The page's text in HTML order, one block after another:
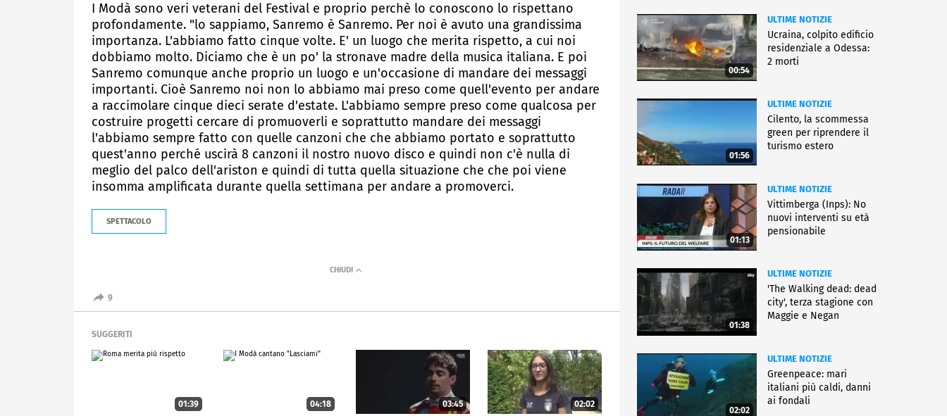
I Modà sono veri veterani del Festival e proprio perchè lo conoscono lo rispettano
profondamente. "lo sappiamo, Sanremo è Sanremo. Per noi è avuto una grandissima
importanza. L'abbiamo fatto cinque volte. E' un luogo che merita rispetto, a cui noi
dobbiamo molto. Diciamo che è un po' la stronave madre della musica italiana. E poi
Sanremo comunque anche proprio un luogo e un'occasione di mandare dei messaggi
importanti. Cioè Sanremo noi non lo abbiamo mai preso come quell'evento per andare
a raccimolare cinque dieci serate d'estate. L'abbiamo sempre preso come qualcosa per
costruire progetti cercare di promuoverli e soprattutto mandare dei messaggi
l'abbiamo sempre fatto con quelle canzoni che che abbiamo portato e soprattutto
quest'anno perché uscirà 8 canzoni il nostro nuovo disco e quindi non c'è nulla di
meglio del palco dell'ariston e quindi di tutta quella situazione che che poi viene
insomma amplificata durante quella settimana per andare a promoverci.
SPETTACOLO
9
SUGGERITI
01:39 04:18 03:45 02:02
00:54
ULTIME NOTIZIE
Ucraina, colpito edificio
residenziale a Odessa:
2 morti
01:56
ULTIME NOTIZIE
Cilento, la scommessa
green per riprendere il
turismo estero
01:13
ULTIME NOTIZIE
Vittimberga (Inps): No
nuovi interventi su età
pensionabile
01:38
ULTIME NOTIZIE
'The Walking dead: dead
city', terza stagione con
Maggie e Negan
02:02
ULTIME NOTIZIE
Greenpeace: mari
italiani più caldi, danni
ai fondali